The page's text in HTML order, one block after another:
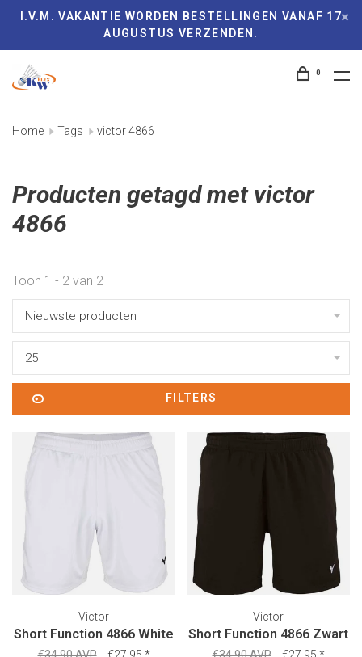
I.V.M. VAKANTIE WORDEN BESTELLINGEN VANAF 17
AUGUSTUS VERZENDEN.
0
Home Tags victor 4866
Producten getagd met victor
4866
Toon 1 - 2 van 2
Nieuwste producten
25
FILTERS
Victor
Short Function 4866 White
Victor
Short Function 4866 Zwart